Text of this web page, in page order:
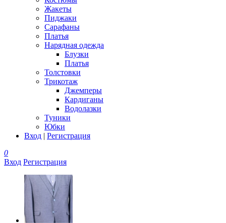
Жакеты
Пиджаки
Сарафаны
Платья
Нарядная одежда
Блузки
Платья
Толстовки
Трикотаж
Джемперы
Кардиганы
Водолазки
Туники
Юбки
Вход | Регистрация
0
Вход Регистрация